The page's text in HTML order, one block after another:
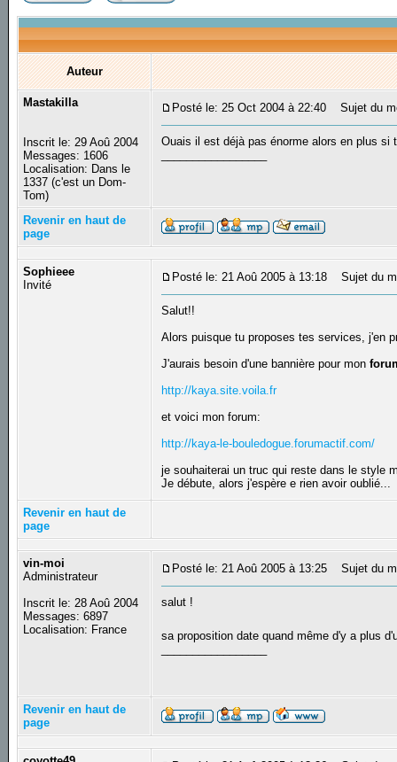
Auteur
Mastakilla
Inscrit le: 29 Aoû 2004
Messages: 1606
Localisation: Dans le
1337 (c'est un Dom-
Tom)
Posté le: 25 Oct 2004 à 22:40 Sujet du
Ouais il est déjà pas énorme alors en plus si
Revenir en haut de
page
Sophieee
Invité
Posté le: 21 Aoû 2005 à 13:18 Sujet du
Salut!!
Alors puisque tu proposes tes services, j'en
J'aurais besoin d'une bannière pour mon
http://kaya.site.voila.fr
et voici mon forum:
http://kaya-le-bouledogue.forumactif.com/
je souhaiterai un truc qui reste dans le style
Je débute, alors j'espère e rien avoir oublié...
Revenir en haut de
page
vin-moi
Administrateur
Inscrit le: 28 Aoû 2004
Messages: 6897
Localisation: France
Posté le: 21 Aoû 2005 à 13:25 Sujet du
salut !
sa proposition date quand même d'y a plus
Revenir en haut de
page